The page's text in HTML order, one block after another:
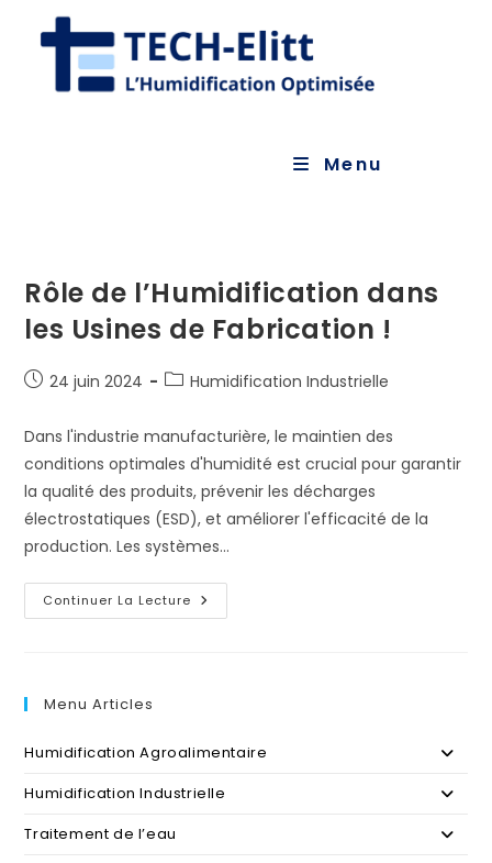
Menu
Rôle de l’Humidification dans
les Usines de Fabrication !
Publication
24 juin 2024
PostHumidification Industrielle
Dans l'industrie manufacturière, le maintien des
conditions optimales d'humidité est crucial pour garantir
la qualité des produits, prévenir les décharges
électrostatiques (ESD), et améliorer l'efficacité de la
production. Les systèmes…
Continuer La Lecture Rôle
De
Menu Articles
Humidification Agroalimentaire
Humidification Industrielle
Traitement de l’eau